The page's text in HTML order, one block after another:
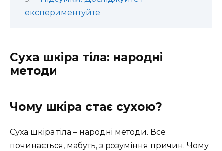
експериментуйте
Суха шкіра тіла: народні
методи
Чому шкіра стає сухою?
Суха шкіра тіла – народні методи. Все
починається, мабуть, з розуміння причин. Чому